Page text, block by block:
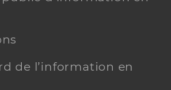
de l’information en